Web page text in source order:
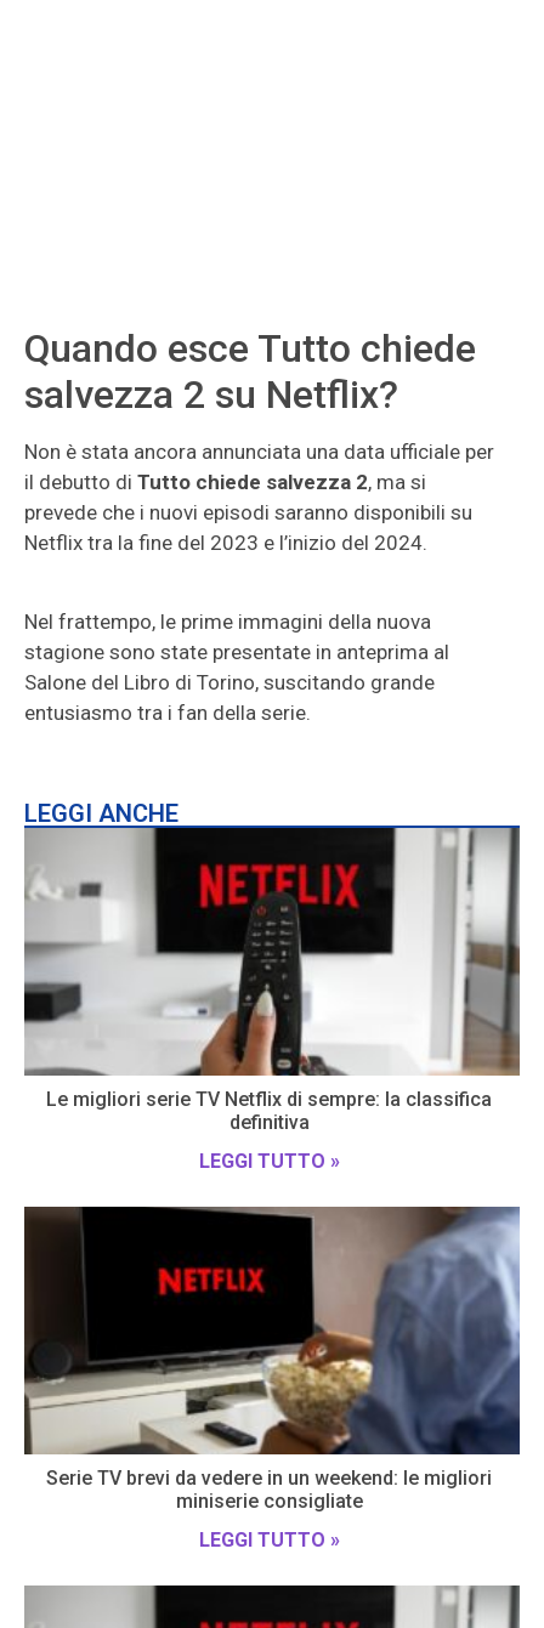
Quando esce Tutto chiede
salvezza 2 su Netflix?
Non è stata ancora annunciata una data ufficiale per
il debutto di Tutto chiede salvezza 2, ma si
prevede che i nuovi episodi saranno disponibili su
Netflix tra la fine del 2023 e l’inizio del 2024.
Nel frattempo, le prime immagini della nuova
stagione sono state presentate in anteprima al
Salone del Libro di Torino, suscitando grande
entusiasmo tra i fan della serie.
LEGGI ANCHE
Le migliori serie TV Netflix di sempre: la classifica
definitiva
LEGGI TUTTO »
Serie TV brevi da vedere in un weekend: le migliori
miniserie consigliate
LEGGI TUTTO »